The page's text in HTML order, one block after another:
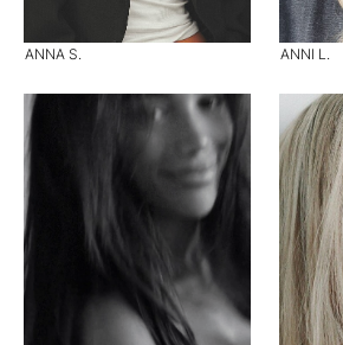
ANNA S. ANNI L.